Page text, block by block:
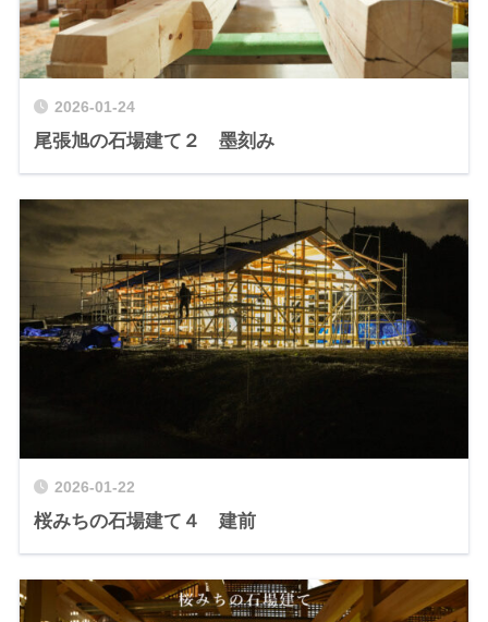
2026-01-24
尾張旭の石場建て２ 墨刻み
2026-01-22
桜みちの石場建て４ 建前